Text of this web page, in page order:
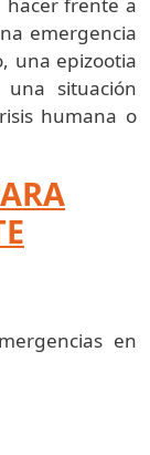
emergencia
una epizootia
situación
humana o
en